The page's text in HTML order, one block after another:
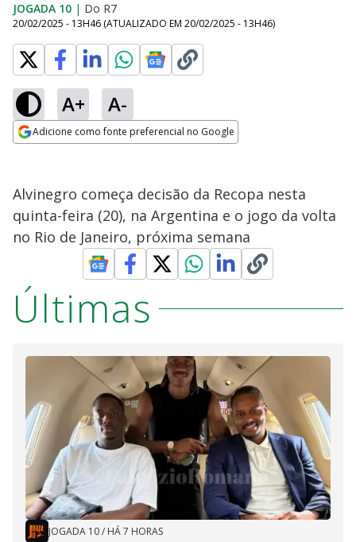
JOGADA 10 | Do R7
20/02/2025 - 13H46 (ATUALIZADO EM 20/02/2025 - 13H46)
A+ A-
Adicione como fonte preferencial no Google
Alvinegro começa decisão da Recopa nesta
quinta-feira (20), na Argentina e o jogo da volta
no Rio de Janeiro, próxima semana
Últimas
JOGADA 10/ HÁ 7 HORAS